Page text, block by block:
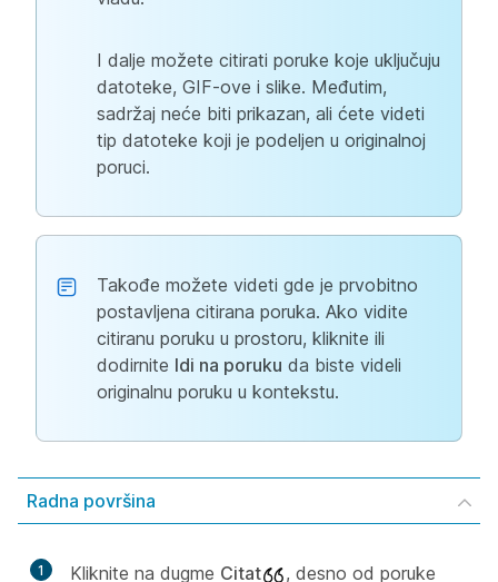
I dalje možete citirati poruke koje uključuju
datoteke, GIF-ove i slike. Međutim,
sadržaj neće biti prikazan, ali ćete videti
tip datoteke koji je podeljen u originalnoj
poruci.
Takođe možete videti gde je prvobitno
postavljena citirana poruka. Ako vidite
citiranu poruku u prostoru, kliknite ili
dodirnite Idi na poruku da biste videli
originalnu poruku u kontekstu.
Radna površina
1 Kliknite na dugme Citat
, desno od poruke